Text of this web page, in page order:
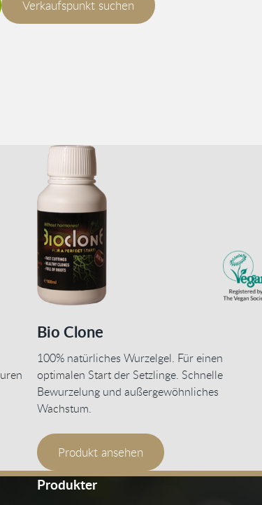
Verkaufspunkt suchen
Bio Clone
100% natürliches Wurzelgel. Für einen
optimalen Start der Setzlinge. Schnelle
Bewurzelung und außergewöhnliches
Wachstum.
Produkt ansehen
Produkter